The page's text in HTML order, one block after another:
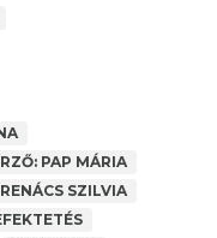
PAP MÁRIA
SZILVIA